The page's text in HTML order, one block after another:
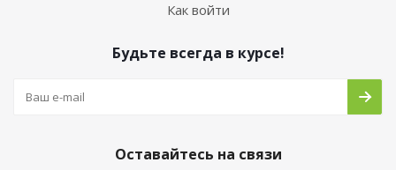
Как войти
Будьте всегда в курсе!
Оставайтесь на связи